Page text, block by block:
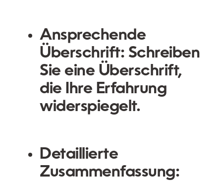
Ansprechende
Überschrift: Schreiben
Sie eine Überschrift,
die Ihre Erfahrung
widerspiegelt.
Detaillierte
Zusammenfassung: